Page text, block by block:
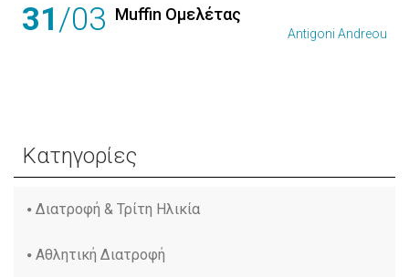
31/03 Muffin Ομελέτας
Antigoni Andreou
Κατηγορίες
Διατροφή & Τρίτη Ηλικία
Αθλητική Διατροφή